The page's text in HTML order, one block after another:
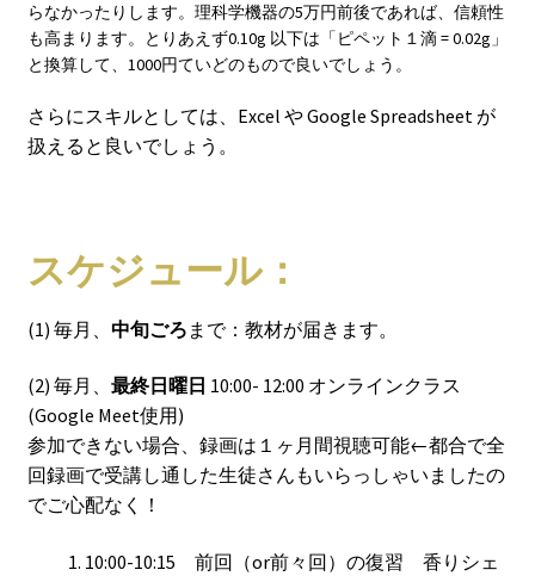
らなかったりします。理科学機器の5万円前後であれば、信頼性
も高まります。とりあえず0.10g 以下は「ピペット１滴 = 0.02g」
と換算して、1000円ていどのもので良いでしょう。
さらにスキルとしては、Excel や Google Spreadsheet が
扱えると良いでしょう。
スケジュール：
(1) 毎月、 中旬ごろ まで：教材が届きます。
(2) 毎月、 最終日曜日 10:00- 12:00 オンラインクラス
(Google Meet使用)
参加できない場合、録画は１ヶ月間視聴可能←都合で全
回録画で受講し通した生徒さんもいらっしゃいましたの
でご心配なく！
10:00-10:15 前回（or前々回）の復習 香りシェ